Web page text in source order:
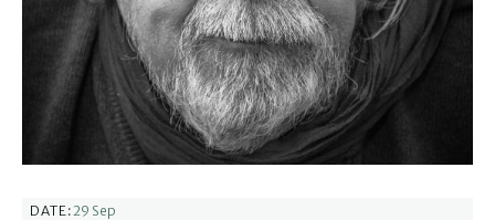
DATE: 29 Sep